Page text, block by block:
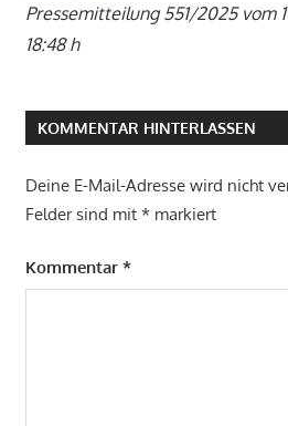
Pressemitteilung 551/2025 vom
18:48 h
KOMMENTAR HINTERLASSEN
Deine E-Mail-Adresse wird nicht
Felder sind mit *markiert
Kommentar *